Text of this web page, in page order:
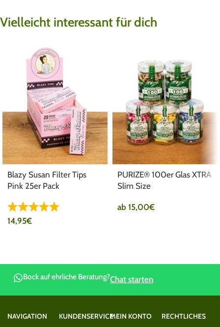
Vielleicht interessant für dich
Blazy Susan Filter Tips
Pink 25er Pack
14,95€
PURIZE® 100er Glas XTRA
Slim Size
ab 15,00€
Bock auf ehrliche Beratung?Chat starten
NAVIGATION
KUNDENSERVICEMEIN KONTO
RECHTLICHES